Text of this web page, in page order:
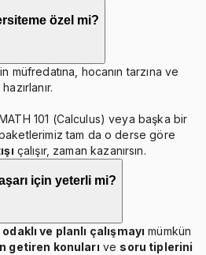
özel mi?
müfredatına, hocanın tarzına ve
101 (Calculus) veya başka bir
tam da o derse göre
çalışır, zaman kazanırsın.
için yeterli mi?
odaklı ve planlı çalışmayı mümkün
getiren konuları ve soru tiplerini